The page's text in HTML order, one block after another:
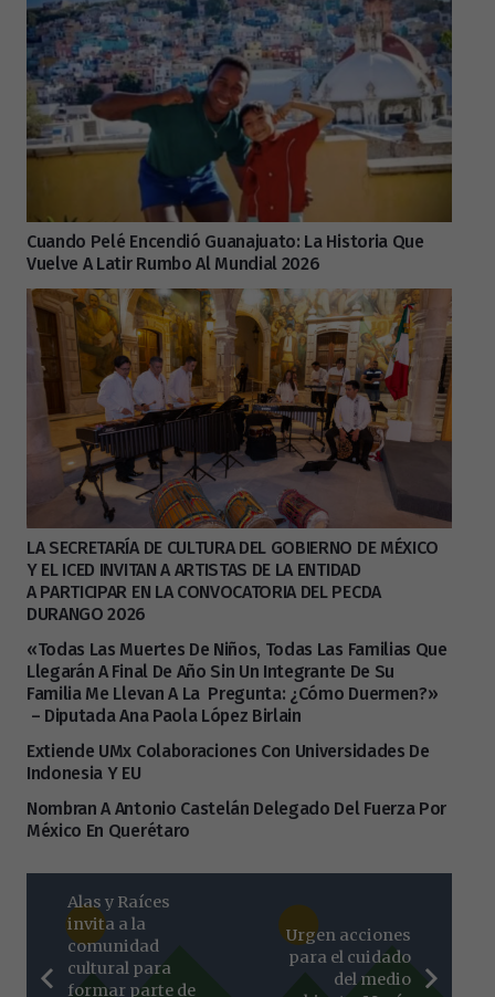
Cuando Pelé Encendió Guanajuato: La Historia Que
Vuelve A Latir Rumbo Al Mundial 2026
LA SECRETARÍA DE CULTURA DEL GOBIERNO DE MÉXICO
Y EL ICED INVITAN A ARTISTAS DE LA ENTIDAD
A PARTICIPAR EN LA CONVOCATORIA DEL PECDA
DURANGO 2026
«Todas Las Muertes De Niños, Todas Las Familias Que
Llegarán A Final De Año Sin Un Integrante De Su
Familia Me Llevan A La Pregunta: ¿Cómo Duermen?»
– Diputada Ana Paola López Birlain
Extiende UMx Colaboraciones Con Universidades De
Indonesia Y EU
Nombran A Antonio Castelán Delegado Del Fuerza Por
México En Querétaro
Alas y Raíces
invita a la
comunidad
cultural para
formar parte de
Urgen acciones
para el cuidado
del medio